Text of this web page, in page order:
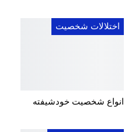
اختلالات شخصیت
انواع شخصیت خودشیفته